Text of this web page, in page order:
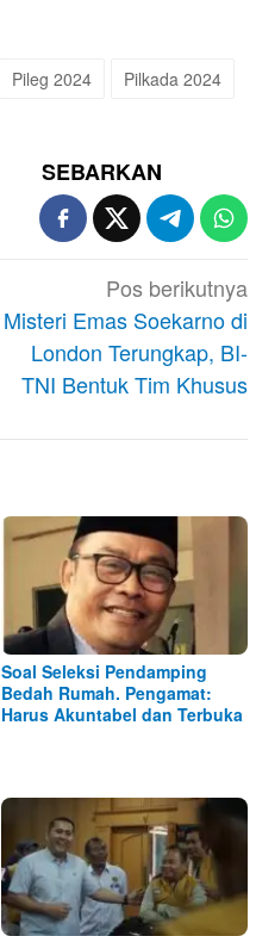
Pileg 2024
Pilkada 2024
SEBARKAN
Pos berikutnya
Misteri Emas Soekarno di
London Terungkap, BI-
TNI Bentuk Tim Khusus
Soal Seleksi Pendamping
Bedah Rumah. Pengamat:
Harus Akuntabel dan Terbuka